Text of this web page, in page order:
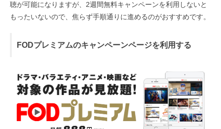
聴が可能になりますが、2週間無料キャンペーンを利用しないと
もったいないので、焦らず手順通りに進めるのがおすすめです。
FODプレミアムのキャンペーンページを利用する